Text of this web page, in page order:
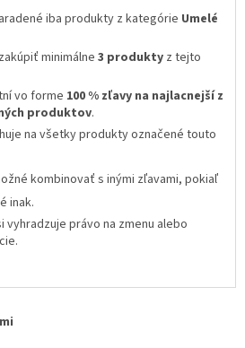
iba produkty z kategórie Umelé
minimálne 3 produkty z tejto
vo forme 100 % zľavy na najlacnejší z
produktov.
na všetky produkty označené touto
kombinovať s inými zľavami, pokiaľ
inak.
vyhradzuje právo na zmenu alebo
.